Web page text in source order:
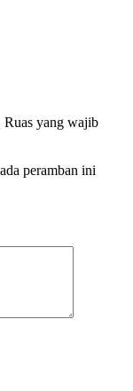
Ruas yang wajib
peramban ini